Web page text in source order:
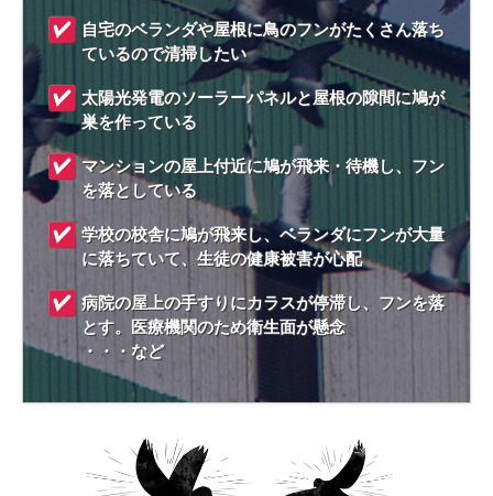
自宅のベランダや屋根に鳥のフンがたくさん落ち
ているので清掃したい
太陽光発電のソーラーパネルと屋根の隙間に鳩が
巣を作っている
マンションの屋上付近に鳩が飛来・待機し、フン
を落としている
学校の校舎に鳩が飛来し、ベランダにフンが大量
に落ちていて、生徒の健康被害が心配
病院の屋上の手すりにカラスが停滞し、フンを落
とす。医療機関のため衛生面が懸念
・・・など